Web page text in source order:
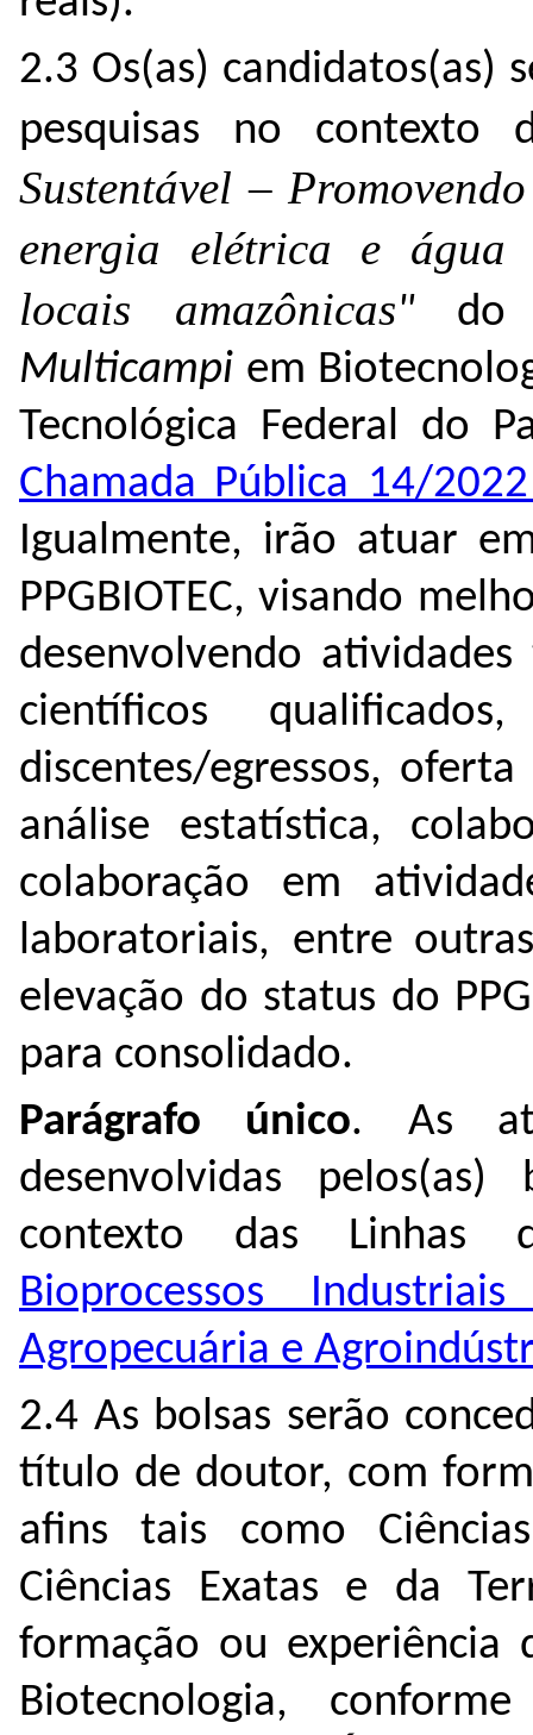
2.3 Os(as) candidatos(as)
pesquisas no contexto
Sustentável–
energia elétrica e água
locais amazônicas​" do
Multicampi em
Tecnológica Federal do
Chamada Pública 14/
Igualmente, irão atuar
PPGBIOTEC, visando
desenvolvendo
científicos
discentes/egressos,
análise estatística,
colaboração em
laboratoriais, entre
elevação do status do
para consolidado.
Parágrafo único. As
desenvolvidas
contexto das Linhas
Bioprocessos
Agropecuária e
2.4 As bolsas serão
título de doutor, com
afins tais como
Ciências Exatas e da
formação ou experiência
Biotecnologia,